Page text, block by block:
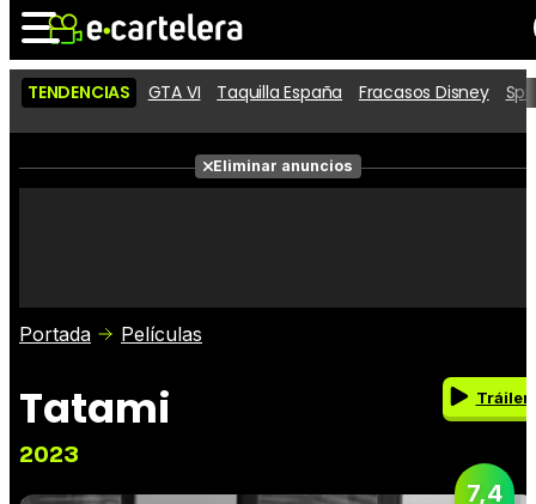
Noticias Cartelera
Películas
Críticas
TENDENCIAS GTA VI Taquilla España Fracasos Disney
Eliminar anuncios
Portada Películas
Tatami
2023
Tráiler
7,4